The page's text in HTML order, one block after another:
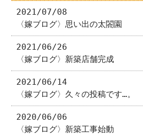
2021/07/08
〈嫁ブログ〉思い出の太閤園
2021/06/26
〈嫁ブログ〉新築店舗完成
2021/06/14
〈嫁ブログ〉久々の投稿です…。
2020/06/06
〈嫁ブログ〉新築工事始動